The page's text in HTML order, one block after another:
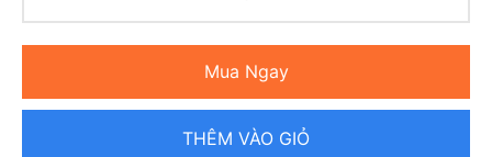
Mua Ngay
THÊM VÀO GIỎ